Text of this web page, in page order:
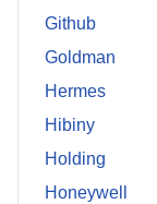
Github
Goldman
Hermes
Hibiny
Holding
Honeywell